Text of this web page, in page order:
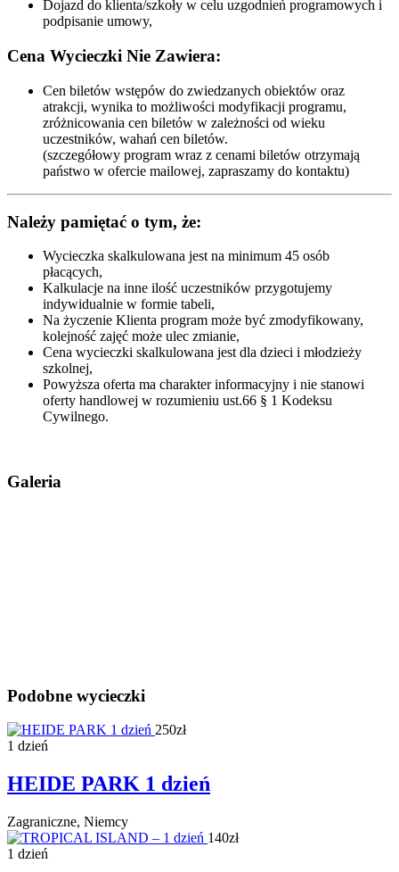
Dojazd do klienta/szkoły w celu uzgodnień programowych i
podpisanie umowy,
Cena Wycieczki Nie Zawiera:
Cen biletów wstępów do zwiedzanych obiektów oraz
atrakcji, wynika to możliwości modyfikacji programu,
zróżnicowania cen biletów w zależności od wieku
uczestników, wahań cen biletów.
(szczegółowy program wraz z cenami biletów otrzymają
państwo w ofercie mailowej, zapraszamy do kontaktu)
Należy pamiętać o tym, że:
Wycieczka skalkulowana jest na minimum 45 osób
płacących,
Kalkulacje na inne ilość uczestników przygotujemy
indywidualnie w formie tabeli,
Na życzenie Klienta program może być zmodyfikowany,
kolejność zajęć może ulec zmianie,
Cena wycieczki skalkulowana jest dla dzieci i młodzieży
szkolnej,
Powyższa oferta ma charakter informacyjny i nie stanowi
oferty handlowej w rozumieniu ust.66 § 1 Kodeksu
Cywilnego.
Galeria
Podobne wycieczki
250zł
1 dzień
HEIDE PARK 1 dzień
Zagraniczne, Niemcy
140zł
1 dzień